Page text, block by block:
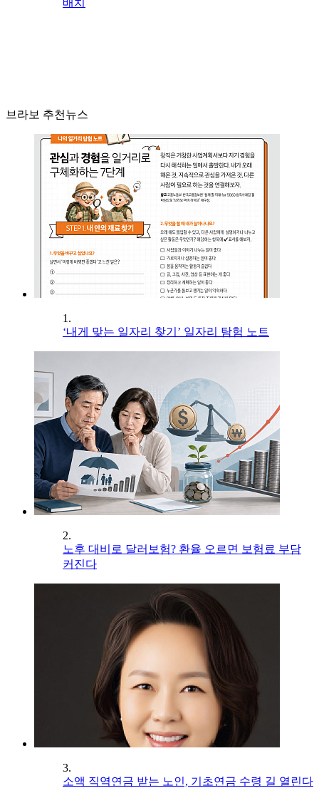
배치
브라보 추천뉴스
1.
‘내게 맞는 일자리 찾기’ 일자리 탐험 노트
2.
노후 대비로 달러보험? 환율 오르면 보험료 부담
커진다
3.
소액 직역연금 받는 노인, 기초연금 수령 길 열린다